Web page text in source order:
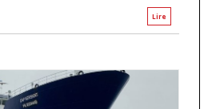
Lire